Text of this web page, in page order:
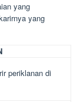
yang
yang
periklanan di